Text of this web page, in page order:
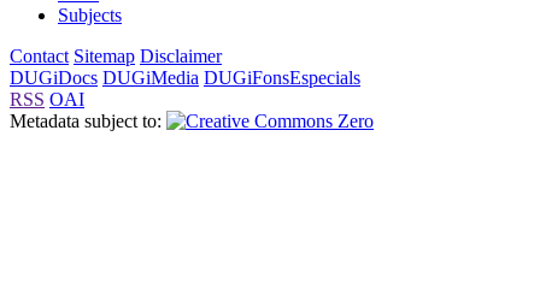
Subjects
Contact Sitemap Disclaimer
DUGiDocs DUGiMedia DUGiFonsEspecials
RSS OAI
Metadata subject to: